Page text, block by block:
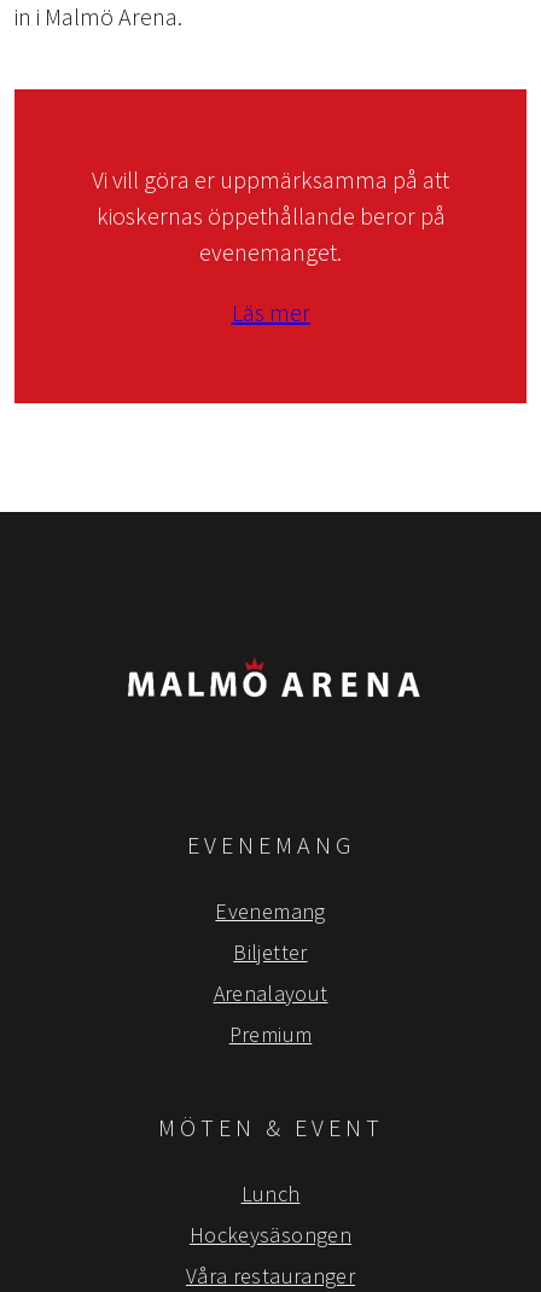
in i Malmö Arena.
Vi vill göra er uppmärksamma på att
kioskernas öppethållande beror på
evenemanget.
Läs mer
EVENEMANG
Evenemang
Biljetter
Arenalayout
Premium
MÖTEN & EVENT
Lunch
Hockeysäsongen
Våra restauranger